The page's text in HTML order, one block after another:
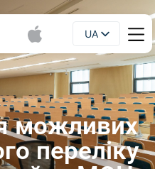
UA
EN
можливих
переліку